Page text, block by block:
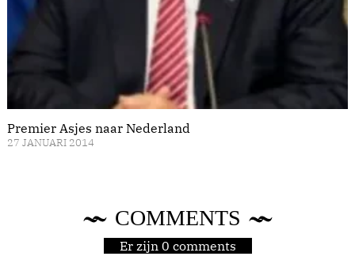
Premier Asjes naar Nederland
27 JANUARI 2014
COMMENTS
Er zijn 0 comments